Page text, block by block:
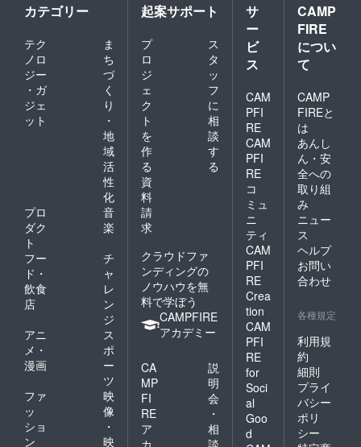
カテゴリー
テク
ノロ
ジー
・ガ
ジェ
ット
ま
ち
づ
く
り
・
地
域
活
性
化
プロ
ダク
ト
音
楽
フー
ド・
飲食
店
チ
ャ
レ
ン
ジ
アニ
メ・
漫画
ス
ポ
ー
ツ
ファ
ッ
ショ
ン
映
像
・
映
起案サポート
プ
ロ
ジ
ェ
ク
ト
を
作
る
ス
タ
ッ
フ
に
相
談
す
る
資
料
請
求
クラウドファ
ンディングの
ノウハウを無
料で学ぼう
CAMPFIRE
アカデミー
CA
MP
FI
RE
ア
カ
説
明
会
・
相
談
サ
ー
ビ
ス
CAM
PFI
RE
CAM
PFI
RE
コ
ミュ
ニ
ティ
CAM
PFI
RE
Crea
tion
CAM
PFI
RE
for
Soci
al
Goo
d
CAMP
FIRE
につい
て
CAMP
FIREと
は
あんし
ん・安
全への
取り組
み
ニュー
ス
ヘルプ
お問い
合わせ
各種規定
利用規
約
細則
プライ
バシー
ポリ
シー